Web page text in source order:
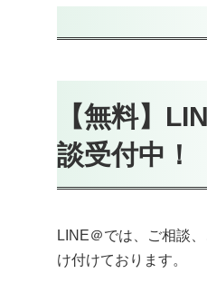
【無料】
談受付中！
LINE＠では、ご相談
け付けております。